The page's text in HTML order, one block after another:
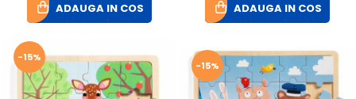
ADAUGA IN COS ADAUGA IN COS
-15%
-15%